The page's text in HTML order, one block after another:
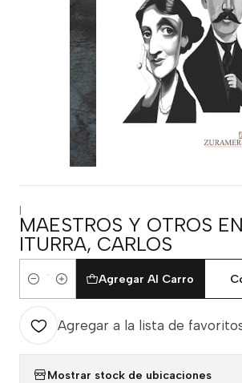
|
MAESTROS Y OTROS
ITURRA, CARLOS
Cantidad
Agregar Al Carro
Agregar a la lista de
Mostrar stock de ubicaciones